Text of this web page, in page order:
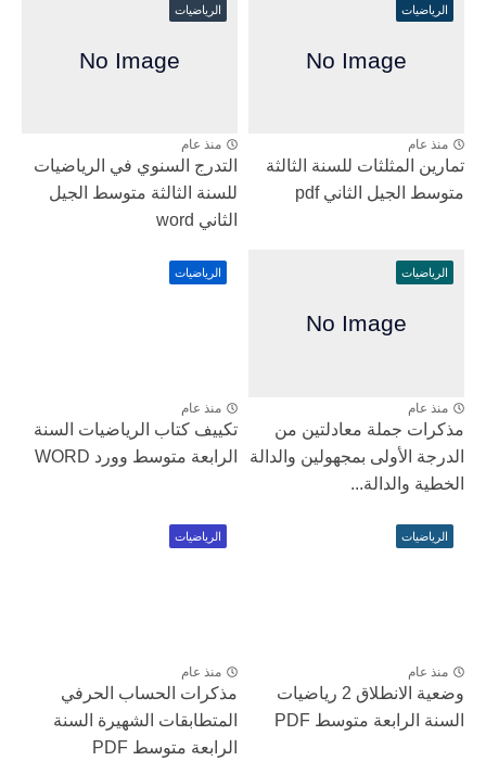
الرياضيات
منذ عام
تمارين المثلثات للسنة الثالثة
متوسط الجيل الثاني pdf
الرياضيات
منذ عام
التدرج السنوي في الرياضيات
للسنة الثالثة متوسط الجيل
الثاني word
الرياضيات
منذ عام
مذكرات جملة معادلتين من
الدرجة الأولى بمجهولين والدالة
الخطية والدالة...
الرياضيات
منذ عام
تكييف كتاب الرياضيات السنة
الرابعة متوسط وورد WORD
الرياضيات
منذ عام
وضعية الانطلاق 2 رياضيات
السنة الرابعة متوسط PDF
الرياضيات
منذ عام
مذكرات الحساب الحرفي
المتطابقات الشهيرة السنة
الرابعة متوسط PDF